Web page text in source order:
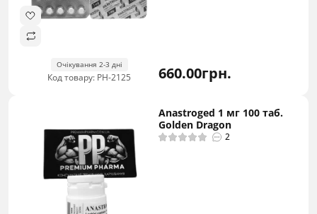
Очікування 2-3 дні
Код товару: PH-2125 660.00грн.
Anastroged 1 мг 100 таб.
Golden Dragon
2